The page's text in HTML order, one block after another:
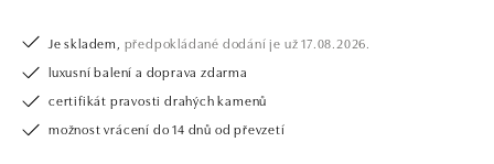
Je skladem, předpokládané dodání je už 17.08.2026.
luxusní balení a doprava zdarma
certifikát pravosti drahých kamenů
možnost vrácení do 14 dnů od převzetí